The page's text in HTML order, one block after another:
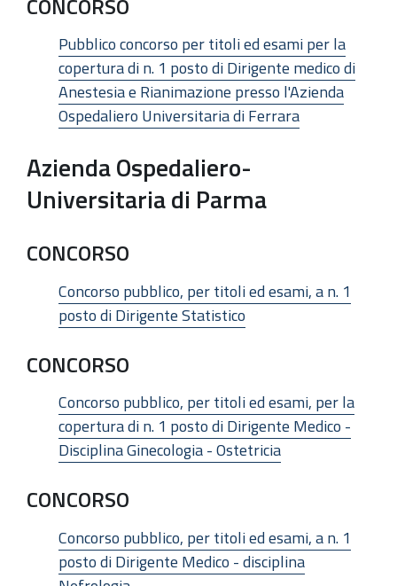
Pubblico concorso per titoli ed esami per la
copertura di n. 1 posto di Dirigente medico di
Anestesia e Rianimazione presso l'Azienda
Ospedaliero Universitaria di Ferrara
Azienda Ospedaliero-
Universitaria di Parma
CONCORSO
Concorso pubblico, per titoli ed esami, a n. 1
posto di Dirigente Statistico
CONCORSO
Concorso pubblico, per titoli ed esami, per la
copertura di n. 1 posto di Dirigente Medico -
Disciplina Ginecologia - Ostetricia
CONCORSO
Concorso pubblico, per titoli ed esami, a n. 1
posto di Dirigente Medico - disciplina